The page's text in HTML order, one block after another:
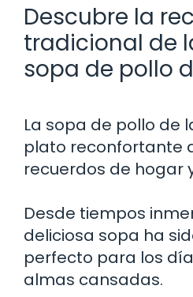
Descubre la
tradicional de
sopa de pollo
La sopa de pollo de
plato reconfortante
recuerdos de hogar
Desde tiempos
deliciosa sopa ha
perfecto para los
almas cansadas.